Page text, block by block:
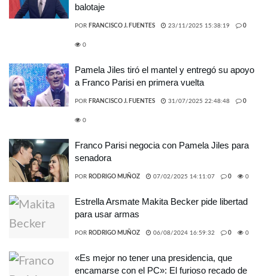
balotaje
POR FRANCISCO J. FUENTES 23/11/2025 15:38:19 0
0
Pamela Jiles tiró el mantel y entregó su apoyo
a Franco Parisi en primera vuelta
POR FRANCISCO J. FUENTES 31/07/2025 22:48:48 0
0
Franco Parisi negocia con Pamela Jiles para
senadora
POR RODRIGO MUÑOZ 07/02/2025 14:11:07 0 0
Estrella Arsmate Makita Becker pide libertad
para usar armas
POR RODRIGO MUÑOZ 06/08/2024 16:59:32 0 0
«Es mejor no tener una presidencia, que
encamarse con el PC»: El furioso recado de